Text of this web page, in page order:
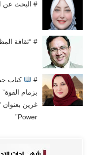
# البحث عن
# “ثقافة
#
كتاب
بزمام
Power”